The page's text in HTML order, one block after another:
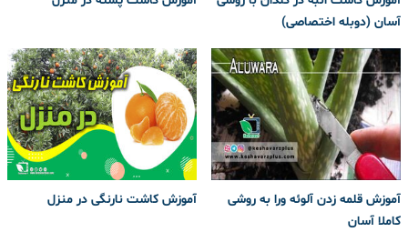
آسان (دوبله اختصاصی)
آموزش قلمه زدن آلوئه ورا به روشی
کاملا آسان
آموزش کاشت نارنگی در منزل